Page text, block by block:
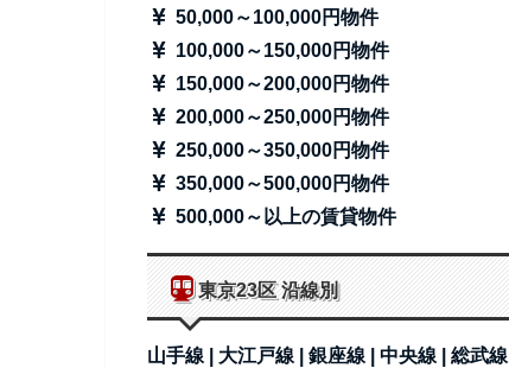
50,000～100,000円物件
100,000～150,000円物件
150,000～200,000円物件
200,000～250,000円物件
250,000～350,000円物件
350,000～500,000円物件
500,000～以上の賃貸物件
東京23区 沿線別
山手線 | 大江戸線 | 銀座線 | 中央線 | 総武線 |